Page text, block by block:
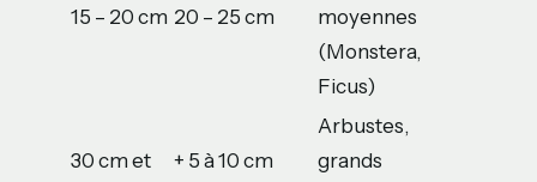
15 – 20 cm 20 – 25 cm
moyennes
(Monstera,
Ficus)
30 cm et
+ 5 à 10 cm
Arbustes,
grands